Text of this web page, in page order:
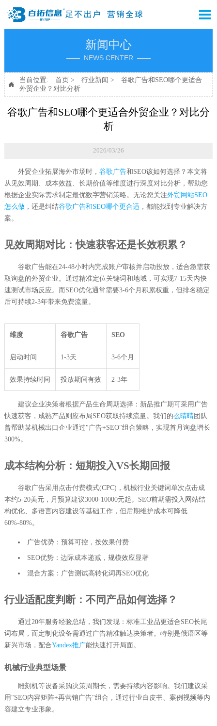

新闻中心
—— NEWS CENTER ——

当前位置: 首页 > 行业新闻 >
谷歌广告和SEO哪个更适合
外贸企业？对比分析
谷歌广告和SEO哪个更适合外贸企业？对比分
析
2026/03/26
外贸企业拓展海外市场时， 谷歌广告和SEO该如何选择？本文将
从见效周期、成本效益、长期价值等维度进行深度对比分析，帮助您
根据企业实际需求制定最优数字营销策略。无论您关注外贸网站SEO
怎么做，还是纠结谷歌广告和SEO哪个更合适，都能找到专业解决方
案。
见效周期对比：快速获客还是长效积累？
谷歌广告能在24-48小时内完成账户审核并启动投放，适合急需获
取询盘的外贸企业。通过精准定位关键词和地域，可实现7-15天内快
速测试市场反应。而SEO优化通常需要3-6个月积累权重，但排名稳定
后可持续2-3年带来免费流量。
维度 谷歌广告 SEO
启动时间 1-3天 3-6个月
效果持续时间 投放期间有效 2-3年
建议企业决策者根据产品生命周期选择：新品推广期可采用广告
快速获客，成熟产品则应布局SEO获取持续流量。我们的么晴晴团队
曾帮助某机械出口企业通过"广告+SEO"组合策略，实现首月询盘增长
300%。
成本结构分析：短期投入VS长期回报
谷歌广告采用点击付费模式(CPC)，机械行业关键词单次点击成
本约5-20美元，月预算建议3000-10000元起。SEO前期需投入网站结
构优化、多语言内容建设等基础工作，但后期维护成本可降低
60%-80%。
广告优势：预算可控，按效果付费
SEO优势：边际成本递减，规模效应显著
混合方案：广告测试高转化词再SEO优化
行业适配度判断：不同产品如何选择？
通过20年服务经验总结，我们发现：标准工业品更适合SEO长尾
词布局，而定制化设备需通过广告精准触达决策者。特别是俄语区等
新兴市场，配合Yandex推广能快速打开局面。
机械行业典型场景
雕刻机等设备采购决策周期长，需要持续内容影响。我们建议采
用"SEO内容矩阵+再营销广告"组合，通过行业白皮书、案例视频等内
容建立专业形象。